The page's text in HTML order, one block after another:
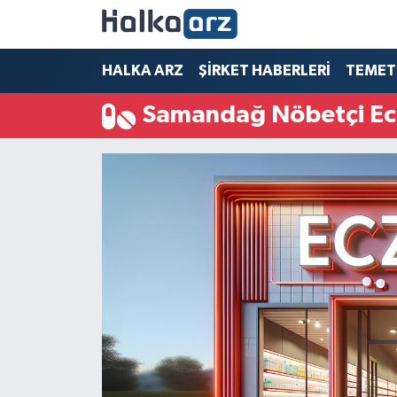
HALKA ARZ ŞİRKET HABERLERİ
Samandağ Nöbetçi
HALKA ARZ
SERMAYE ARTIRIMI
ŞİRKET HABERLERİ